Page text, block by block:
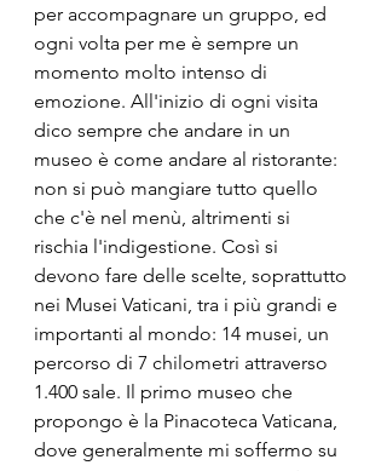
per accompagnare un gruppo, ed
ogni volta per me è sempre un
momento molto intenso di
emozione. All'inizio di ogni visita
dico sempre che andare in un
museo è come andare al ristorante:
non si può mangiare tutto quello
che c'è nel menù, altrimenti si
rischia l'indigestione. Così si
devono fare delle scelte, soprattutto
nei Musei Vaticani, tra i più grandi e
importanti al mondo: 14 musei, un
percorso di 7 chilometri attraverso
1.400 sale. Il primo museo che
propongo è la Pinacoteca Vaticana,
dove generalmente mi soffermo su